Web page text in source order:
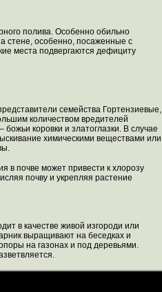
полива. Особенно обильно
стене, особенно, посаженные с
места подвергаются дефициту
семейства Гортензиевые,
количеством вредителей
коровки и златоглазки. В случае
химическими веществами или
в почве может привести к хлорозу
почву и укрепляя растение
в качестве живой изгороди или
выращивают на беседках и
на газонах и под деревьями.